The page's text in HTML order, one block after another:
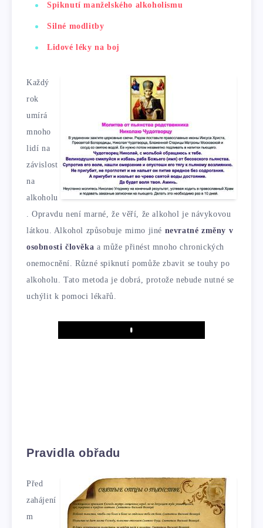
Spiknutí manželského alkoholismu
Silné modlitby
Lidové léky na boj
Každý
rok
umírá
mnoho
lidí na
závislost
na
alkoholu
. Opravdu není marné, že věří, že alkohol je návykovou
látkou. Alkohol způsobuje mimo jiné nevratné změny v
osobnosti člověka a může přinést mnoho chronických
onemocnění. Různé spiknutí pomůže zbavit se touhy po
alkoholu. Tato metoda je dobrá, protože nebude nutné se
uchýlit k pomoci lékařů.
Play
Pravidla obřadu
Před
zahájení
m